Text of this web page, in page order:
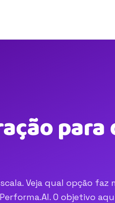
Veja qual opção faz
O objetivo